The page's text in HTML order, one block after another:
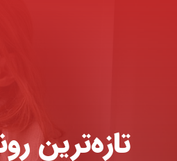
تازه‌ترین